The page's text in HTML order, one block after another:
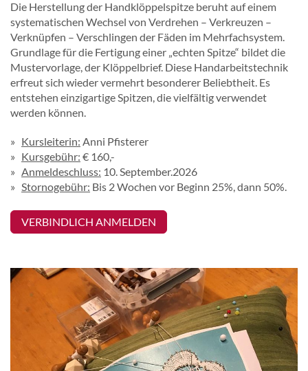
Die Herstellung der Handklöppelspitze beruht auf einem
systematischen Wechsel von Verdrehen – Verkreuzen –
Verknüpfen – Verschlingen der Fäden im Mehrfachsystem.
Grundlage für die Fertigung einer „echten Spitze“ bildet die
Mustervorlage, der Klöppelbrief. Diese Handarbeitstechnik
erfreut sich wieder vermehrt besonderer Beliebtheit. Es
entstehen einzigartige Spitzen, die vielfältig verwendet
werden können.
Kursleiterin: Anni Pfisterer
Kursgebühr: € 160,-
Anmeldeschluss: 10. September.2026
Stornogebühr: Bis 2 Wochen vor Beginn 25%, dann 50%.
VERBINDLICH ANMELDEN